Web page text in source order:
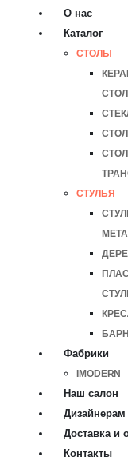
О нас
Каталог
СТОЛЫ
СТУЛЬЯ
Фабрики
IMODERN
Наш салон
Дизайнерам
Доставка и
Контакты